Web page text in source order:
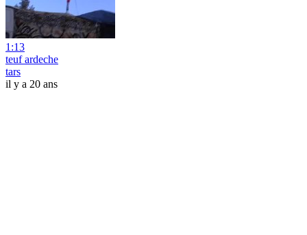
1:13
teuf ardeche
tars
il y a 20 ans